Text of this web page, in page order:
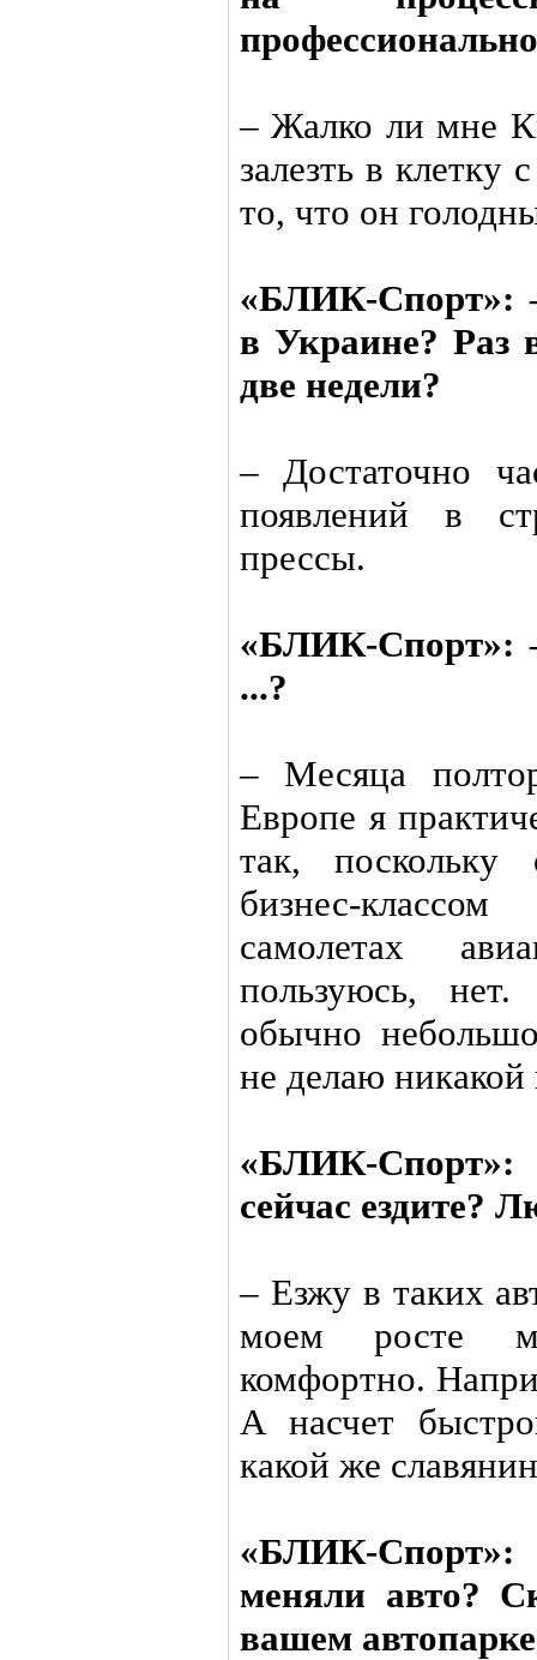
– Жалко ли мне
залезть в клетку
то, что он
«БЛИК-Спорт»:
в Украине? Раз
две недели?
– Достаточно
появлений в
прессы.
«БЛИК-Спорт»:
...?
– Месяца
Европе я
так,
бизнес-
самолетах
пользуюсь,
обычно
не делаю
«БЛИК-
сейчас ездите?
– Езжу в таких
моем росте
комфортно.
А насчет
какой же
«БЛИК-Спорт»:
меняли авто?
вашем